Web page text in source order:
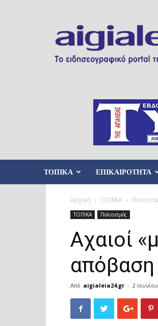
ΤΟΠΙΚΑ ΕΠΙΚΑΙΡΟΤΗΤΑ
Αρχική ΤΟΠΙΚΑ
ΤΟΠΙΚΑ Πολιτισμός
Αχαιοί
απόβαση
Από aigialeia24.gr - 2